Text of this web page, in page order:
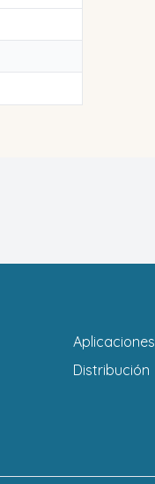
Aplicaciones
Distribución